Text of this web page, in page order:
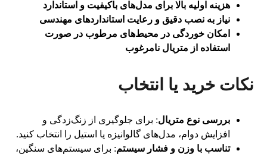
هزینه اولیه بالا برای مدل‌های باکیفیت و استاندارد
نیاز به نصب دقیق و رعایت استانداردهای مهندسی
امکان خوردگی در محیط‌های مرطوب در صورت
استفاده از متریال نامرغوب
نکات خرید یا انتخاب
بررسی نوع متریال: برای جلوگیری از زنگ‌زدگی و
افزایش دوام، مدل‌های گالوانیزه یا استیل را انتخاب کنید.
تناسب با وزن و فشار سیستم: برای سیستم‌های سنگین،